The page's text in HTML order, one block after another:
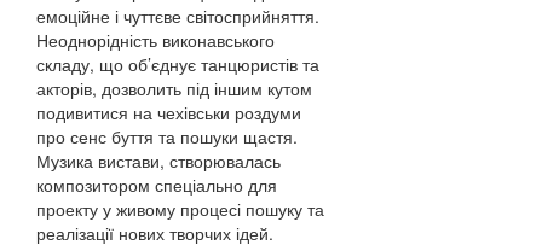
емоційне і чуттєве світосприйняття.
Неоднорідність виконавського
складу, що об’єднує танцюристів та
акторів, дозволить під іншим кутом
подивитися на чехівськи роздуми
про сенс буття та пошуки щастя.
Музика вистави, створювалась
композитором спеціально для
проекту у живому процесі пошуку та
реалізації нових творчих ідей.